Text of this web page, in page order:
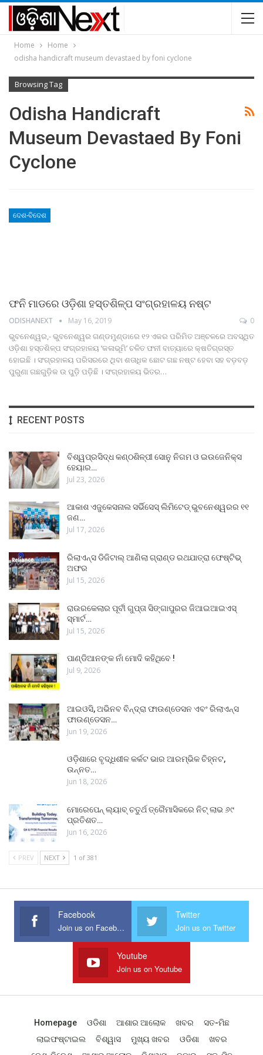
Home
Home
odisha handicraft museum devastaed by foni cyclone
Browsing Tag
Odisha Handicraft
Museum Devastaed By Foni
Cyclone
ଦେଶ-ବିଦେଶ
ଫନି ମାଡରେ ଓଡ଼ିଶା ହସ୍ତଶିଳ୍ପ ସଂଗ୍ରହାଳୟ ନଷ୍ଟ
ODISHANEXT May 16, 2019 0
ଭୁବନେଶ୍ୱର,- ଭୁବନେଶ୍ୱର ଗଣ୍ଡମୁଣ୍ଡାରେ ୧୨ ଏକର ପରିମିତ ଅଞ୍ଚଳରେ ଅବସ୍ଥିତ
ଓଡ଼ିଶା ହସ୍ତଶିଳ୍ପ ସଂଗ୍ରହାଳୟ ‘କଳାଭୂମି’ ଚଳିତ ଫନୀ ବାତ୍ୟାରେ କ୍ଷତିଗ୍ରସ୍ତ
ହୋଇଛି । ସଂଗ୍ରହାଳୟ ପରିସରରେ ଥିବା ଶତାଧିକ ଛୋଟ ଗଛ ନଷ୍ଟ ହେବା ସହ ବଡ଼ବଡ଼
ପୁରୁଣା ଗଛଗୁଡ଼ିକ ଉ ପୁଡ଼ି ପଡ଼ିଛି । ସଂଗ୍ରହାଳୟ ଭିତର…
RECENT POSTS
ବିଶ୍ୱପ୍ରସିଦ୍ଧ କଣ୍ଠଶିଳ୍ପୀ ସୋନୁ ନିଗମ ଓ ଇଉଜେନିକ୍ସ
ହେୟାର…
Jul 23, 2026
ଆକାଶ ଏଜୁକେସନାଲ ସର୍ଭିସେସ୍ ଲିମିଟେଡ୍ ଭୁବନେଶ୍ୱରର ୧୧
ଜଣ…
Jul 17, 2026
ରିଲାଏନ୍ସ ଡିଜିଟାଲ୍ ଆଣିଲା ଗ୍ରାଣ୍ଡ ରଥଯାତ୍ରା ଫେଷ୍ଟିଭ୍
ଅଫର
Jul 15, 2026
ରାଉରକେଲାର ପୂର୍ବୀ ଗୁପ୍ତା ସିଙ୍ଗାପୁରର ଜିଆଇଆଇଏସ୍
ସ୍ମାର୍ଟ…
Jul 15, 2026
ପାଣ୍ଡିଆନଙ୍କ ନାଁ ମୋଦି କହିଥିବେ !
Jul 9, 2026
ଆଇଓସି, ଅଭିନବ ବିନ୍ଦ୍ରା ଫାଉଣ୍ଡେସନ ଏବଂ ରିଲାଏନ୍ସ
ଫାଉଣ୍ଡେସନ…
Jun 19, 2026
ଓଡ଼ିଶାରେ ବୃଦ୍ଧିଶୀଳ କର୍କଟ ଭାର ଆରମ୍ଭିକ ଚିହ୍ନଟ,
ଉନ୍ନତ…
Jun 18, 2026
ମୋରେପେନ୍ ଲ୍ୟାବ୍ ଚତୁର୍ଥ ତ୍ରୈମାସିକରେ ନିଟ୍ ଲାଭ ୬୯
ପ୍ରତିଶତ…
Jun 16, 2026
PREV NEXT 1 of 381
Facebook
Join us on Facebook
Twitter
Join us on Twitter
Youtube
Join us on Youtube
Homepage ଓଡିଶା ଆଶାର ଆଲୋକ ଖବର
ସତ-ମିଛ
ଲାଇଫଷ୍ଟାଇଲ
ବିଶ୍ୱାସ ମୁଖ୍ୟ ଖବର ଓଡିଶା
ଖବର